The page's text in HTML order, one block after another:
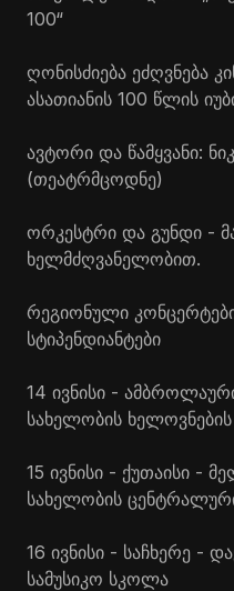
100“
ღონისძიება ეძღვნება
ასათიანის 100 წლის
ავტორი და წამყვანი:
(თეატრმცოდნე)
ორკესტრი და გუნდი -
ხელმძღვანელობით.
რეგიონული
სტიპენდიანტები
14 ივნისი -
სახელობის
15 ივნისი - ქუთაისი -
სახელობის
16 ივნისი - საჩხერე -
სამუსიკო სკოლა